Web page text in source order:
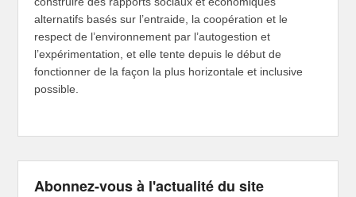
alternatifs basés sur l’entraide, la coopération et le
respect de l’environnement par l’autogestion et
l’expérimentation, et elle tente depuis le début de
fonctionner de la façon la plus horizontale et inclusive
possible.
Abonnez-vous à l'actualité du site